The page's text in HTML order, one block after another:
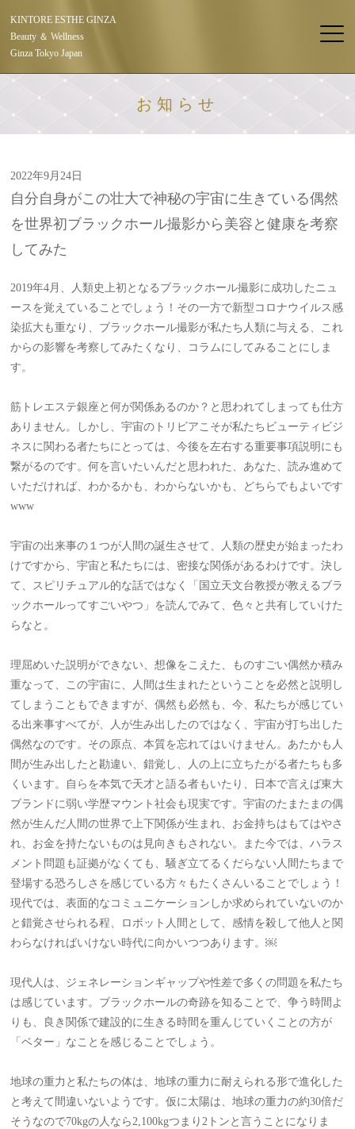
KINTORE ESTHE GINZA
Beauty ＆ Wellness
Ginza Tokyo Japan
お知らせ
2022年9月24日
自分自身がこの壮大で神秘の宇宙に生きている偶然
を世界初ブラックホール撮影から美容と健康を考察
してみた
2019年4月、人類史上初となるブラックホール撮影に成功したニュ
ースを覚えていることでしょう！その一方で新型コロナウイルス感
染拡大も重なり、ブラックホール撮影が私たち人類に与える、これ
からの影響を考察してみたくなり、コラムにしてみることにしま
す。
筋トレエステ銀座と何が関係あるのか？と思われてしまっても仕方
ありません。しかし、宇宙のトリビアこそが私たちビューティビジ
ネスに関わる者たちにとっては、今後を左右する重要事項説明にも
繋がるのです。何を言いたいんだと思われた、あなた、読み進めて
いただければ、わかるかも、わからないかも、どちらでもよいです
www
宇宙の出来事の１つが人間の誕生させて、人類の歴史が始まったわ
けですから、宇宙と私たちには、密接な関係があるわけです。決し
て、スピリチュアル的な話ではなく「国立天文台教授が教えるブラ
ックホールってすごいやつ」を読んでみて、色々と共有していけた
らなと。
理屈めいた説明ができない、想像をこえた、ものすごい偶然か積み
重なって、この宇宙に、人間は生まれたということを必然と説明し
てしまうこともできますが、偶然も必然も、今、私たちが感じてい
る出来事すべてが、人が生み出したのではなく、宇宙が打ち出した
偶然なのです。その原点、本質を忘れてはいけません。あたかも人
間が生み出したと勘違い、錯覚し、人の上に立ちたがる者たちも多
くいます。自らを本気で天才と語る者もいたり、日本で言えば東大
ブランドに弱い学歴マウント社会も現実です。宇宙のたまたまの偶
然が生んだ人間の世界で上下関係が生まれ、お金持ちはもてはやさ
れ、お金を持たないものは見向きもされない。また今では、ハラス
メント問題も証拠がなくても、騒ぎ立てるくだらない人間たちまで
登場する恐ろしさを感じている方々もたくさんいることでしょう！
現代では、表面的なコミュニケーションしか求められていないのか
と錯覚させられる程、ロボット人間として、感情を殺して他人と関
わらなければいけない時代に向かいつつあります。￼
現代人は、ジェネレーションギャップや性差で多くの問題を私たち
は感じています。ブラックホールの奇跡を知ることで、争う時間よ
りも、良き関係で建設的に生きる時間を重んじていくことの方が
「ベター」なことを感じることでしょう。
地球の重力と私たちの体は、地球の重力に耐えられる形で進化した
と考えて間違いないようです。仮に太陽は、地球の重力の約30倍だ
そうなので70kgの人なら2,100kgつまり2トンと言うことになりま